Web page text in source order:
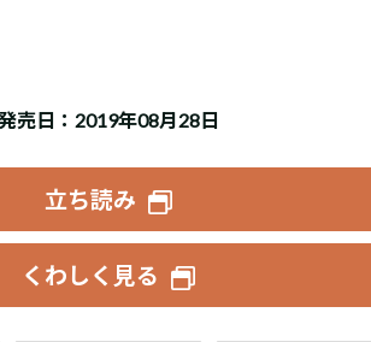
売日：2019年08月28日
立ち読み
くわしく見る